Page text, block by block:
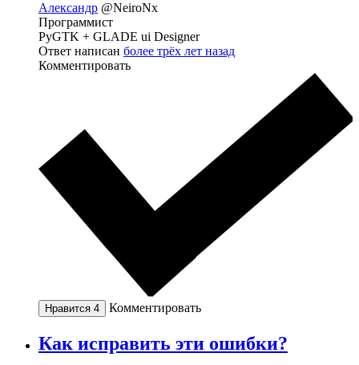
Александр @NeiroNx
Программист
PyGTK + GLADE ui Designer
Ответ написан более трёх лет назад
Комментировать
Нравится 4 Комментировать
Как исправить эти ошибки?